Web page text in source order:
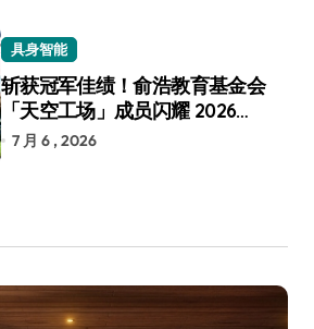
具身智能
斩获冠军佳绩！俞浩教育基金会
「天空工场」成员闪耀 2026
RoboCup 机器人世界杯
7 月 6 , 2026